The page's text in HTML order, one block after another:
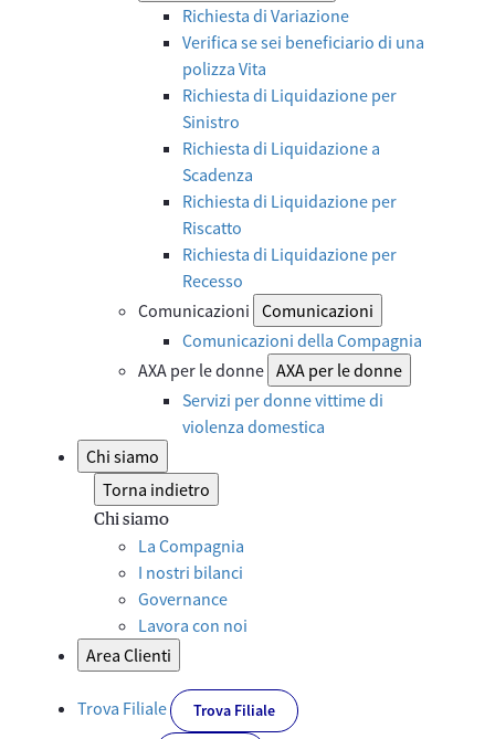
Richiesta di Variazione
Verifica se sei beneficiario di una
polizza Vita
Richiesta di Liquidazione per
Sinistro
Richiesta di Liquidazione a
Scadenza
Richiesta di Liquidazione per
Riscatto
Richiesta di Liquidazione per
Recesso
Comunicazioni Comunicazioni
Comunicazioni della Compagnia
AXA per le donne AXA per le donne
Servizi per donne vittime di
violenza domestica
Chi siamo
Torna indietro
Chi siamo
La Compagnia
I nostri bilanci
Governance
Lavora con noi
Area Clienti
Trova Filiale Trova Filiale